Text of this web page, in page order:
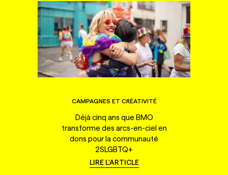
CAMPAGNES ET CRÉATIVITÉ
Déjà cinq ans que BMO
transforme des arcs-en-ciel en
dons pour la communauté
2SLGBTQ+
LIRE L'ARTICLE